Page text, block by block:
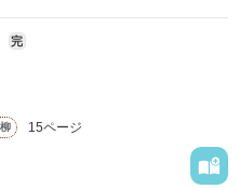
部修正してアップします
えた女性の
完
15ページ